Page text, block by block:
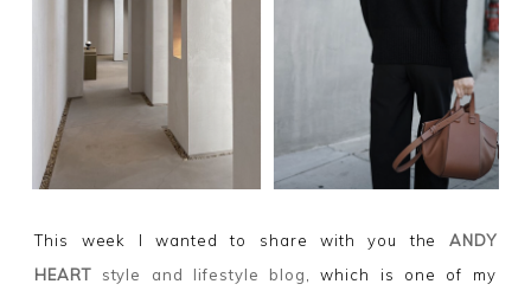
This week I wanted to share with you the ANDY
HEART style and lifestyle blog
, which is one of my